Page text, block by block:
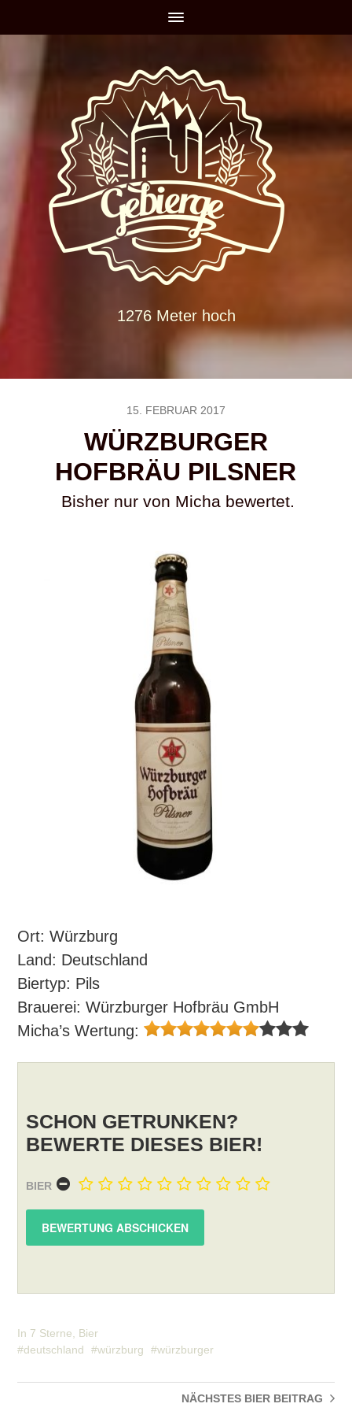
1276 Meter hoch
15. FEBRUAR 2017
WÜRZBURGER
HOFBRÄU PILSNER
Bisher nur von Micha bewertet.
Ort: Würzburg
Land: Deutschland
Biertyp: Pils
Brauerei: Würzburger Hofbräu GmbH
Micha’s Wertung:
SCHON GETRUNKEN?
BEWERTE DIESES BIER!
BIER
In 7 Sterne
Bier
deutschland
würzburg würzburger
NÄCHSTES BIERBEITRAG